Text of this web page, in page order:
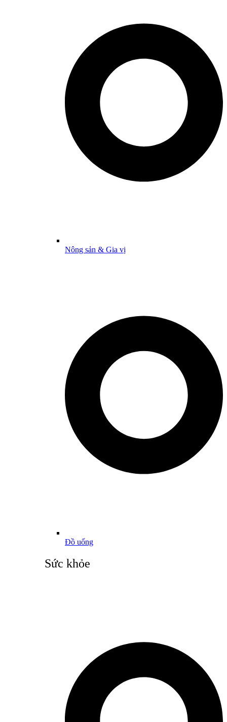
Nông sản & Gia vị
Đồ uống
Sức khỏe